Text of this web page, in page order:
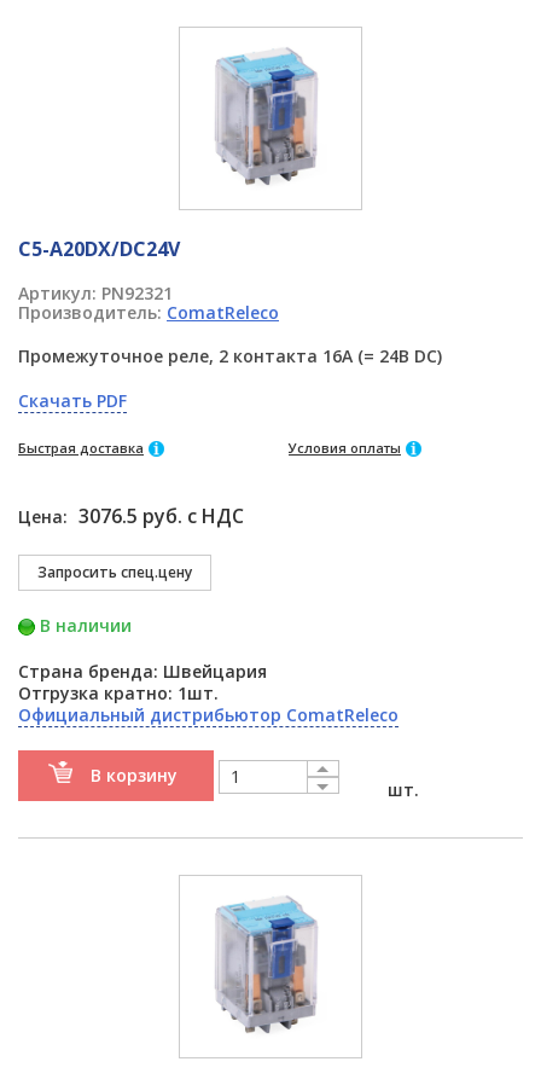
C5-A20DX/DC24V
Артикул: PN92321
Производитель: ComatReleco
Промежуточное реле, 2 контакта 16A (= 24В DC)
Скачать PDF
Быстрая доставка Условия оплаты
Цена: 3076.5 руб. с НДС
В наличии
Страна бренда: Швейцария
Отгрузка кратно: 1шт.
Официальный дистрибьютор ComatReleco
В корзину
шт.